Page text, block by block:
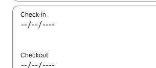
Check-in
Checkout